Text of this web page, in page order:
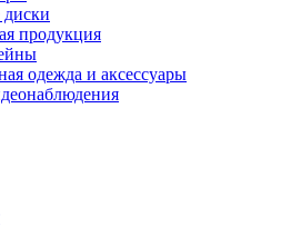
продукция
одежда и аксессуары